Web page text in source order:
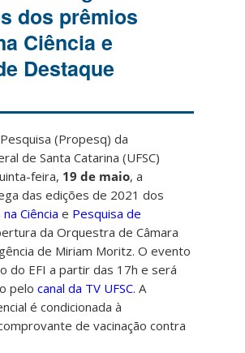
dos prêmios
Ciência e
Destaque
(Propesq) da
de Santa Catarina (UFSC)
feira, 19 de maio, a
das edições de 2021 dos
Ciência e Pesquisa de
da Orquestra de Câmara
de Miriam Moritz. O evento
do EFI a partir das 17h e será
pelocanal da TV UFSC. A
é condicionada à
de vacinação contra